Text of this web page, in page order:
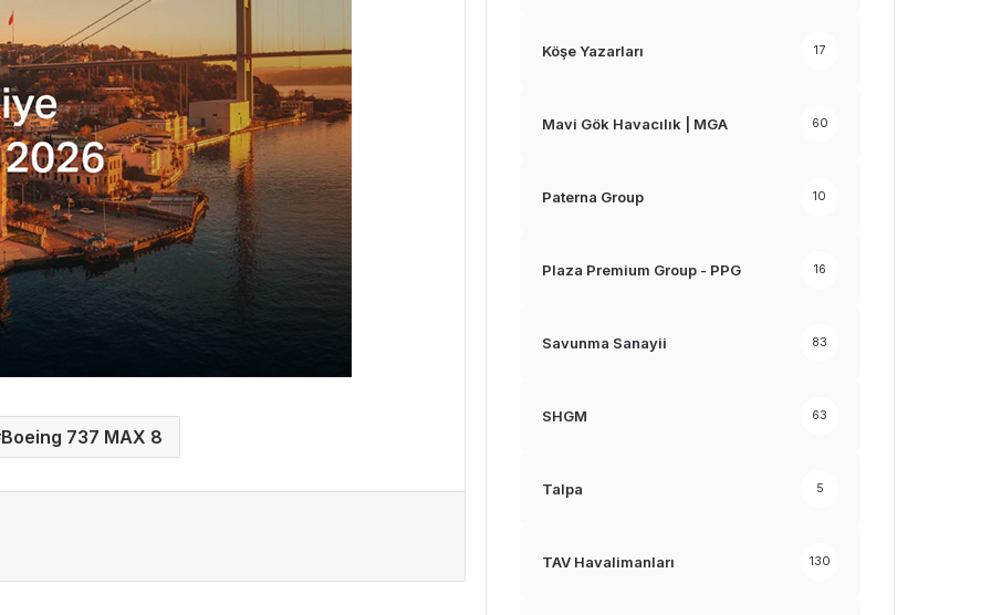
Boeing 737 MAX 8
Köşe Yazarları 17
Mavi Gök Havacılık | MGA 60
Paterna Group 10
Plaza Premium Group - PPG 16
Savunma Sanayii 83
SHGM 63
Talpa 5
TAV Havalimanları 130